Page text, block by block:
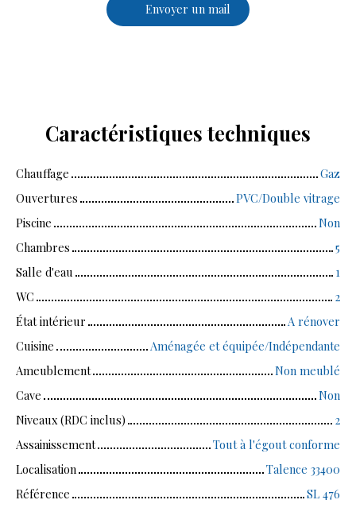
Envoyer un mail
Caractéristiques techniques
Chauffage
Gaz
Ouvertures
PVC/Double vitrage
Piscine
Non
Chambres
5
Salle d'eau
1
WC
2
État intérieur
A rénover
Cuisine
Aménagée et équipée/Indépendante
Ameublement
Non meublé
Cave
Non
Niveaux (RDC inclus)
2
Assainissement
Tout à l'égout conforme
Localisation
Talence 33400
Référence
SL 476